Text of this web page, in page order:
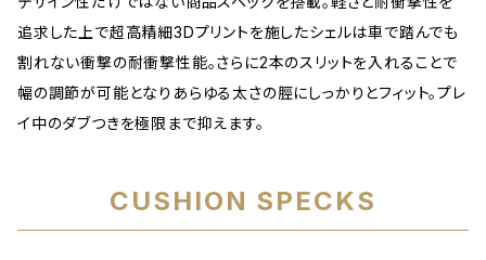
追求した上で超高精細3Dプリントを施したシェルは車で踏んでも
割れない衝撃の耐衝撃性能。さらに2本のスリットを入れることで
幅の調節が可能となりあらゆる太さの脛にしっかりとフィット。プレ
イ中のダブつきを極限まで抑えます。
CUSHION SPECKS